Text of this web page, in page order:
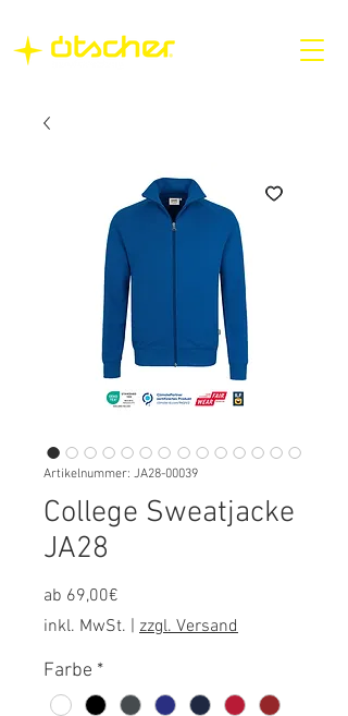
Artikelnummer: JA28-00039
College Sweatjacke
JA28
ab 69,00€
Preis
inkl. MwSt. zzgl. Versand
Farbe *